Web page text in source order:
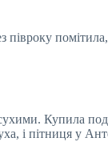
півроку
Купила
і пітниця у